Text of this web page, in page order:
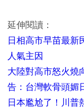
延伸閱讀：
日相高市早苗最新
人氣主因
大陸對高市怒火燒
告：台灣軟骨頭媚
日本尷尬了！川普